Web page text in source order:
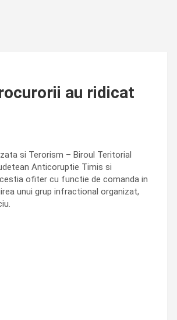
au ridicat
si Terorism – Biroul Teritorial
Anticoruptie Timis si
ofiter cu functie de comanda in
unui grup infractional organizat,